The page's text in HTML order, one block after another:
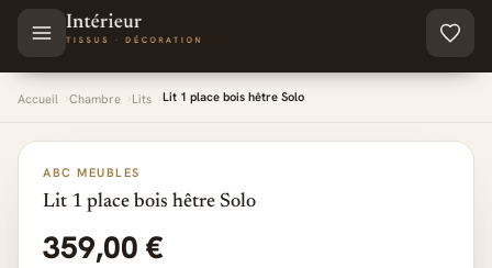
Aller au contenu principal
Accueil Chambre Lits Lit 1 place bois hêtre Solo
ABC MEUBLES
Lit 1 place bois hêtre Solo
359,00 €